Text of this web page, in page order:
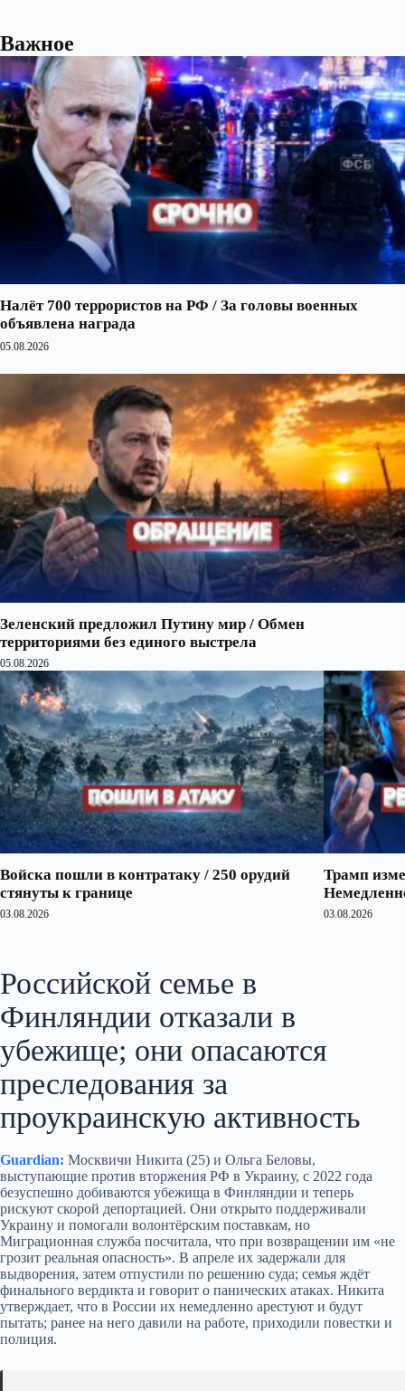
Важное
Налёт 700 террористов на РФ / За головы военных
объявлена награда
05.08.2026
Зеленский предложил Путину мир / Обмен
территориями без единого выстрела
05.08.2026
Войска пошли в контратаку / 250 орудий
стянуты к границе
03.08.2026
Трамп
03.08.2026
Российской семье в
Финляндии отказали в
убежище; они опасаются
преследования за
проукраинскую активность
Guardian: Москвичи Никита (25) и Ольга Беловы,
выступающие против вторжения РФ в Украину, с 2022 года
безуспешно добиваются убежища в Финляндии и теперь
рискуют скорой депортацией. Они открыто поддерживали
Украину и помогали волонтёрским поставкам, но
Миграционная служба посчитала, что при возвращении им «не
грозит реальная опасность». В апреле их задержали для
выдворения, затем отпустили по решению суда; семья ждёт
финального вердикта и говорит о панических атаках. Никита
утверждает, что в России их немедленно арестуют и будут
пытать; ранее на него давили на работе, приходили повестки и
полиция.